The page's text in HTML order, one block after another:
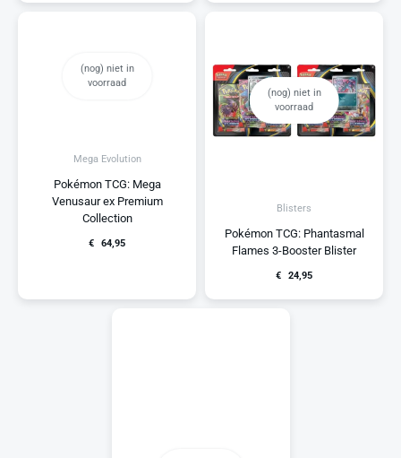
(nog) niet in
voorraad
Mega Evolution
Pokémon TCG: Mega
Venusaur ex Premium
Collection
€ 64,95
(nog) niet in
voorraad
Blisters
Pokémon TCG: Phantasmal
Flames 3-Booster Blister
€ 24,95